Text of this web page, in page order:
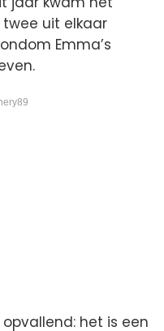
uit elkaar
Emma’s
het is een